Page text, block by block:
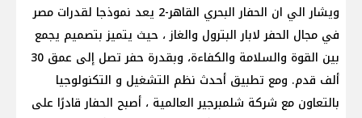
ويشار الي ان الحفار البحري القاهر-2 يعد نموذجا لقدرات مصر
في مجال الحفر لابار البترول والغاز ، حيث يتميز بتصميم يجمع
بين القوة والسلامة والكفاءة، وبقدرة حفر تصل إلى عمق 30
ألف قدم. ومع تطبيق أحدث نظم التشغيل و التكنولوجيا
بالتعاون مع شركة شلمبرجير العالمية ، أصبح الحفار قادرًا على